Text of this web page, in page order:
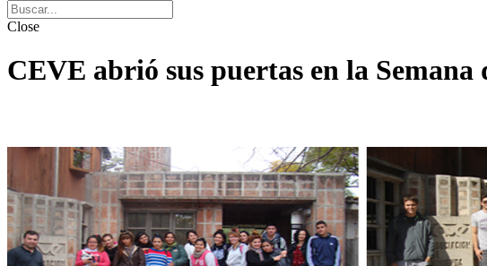
Close
CEVE abrió sus puertas en la Semana